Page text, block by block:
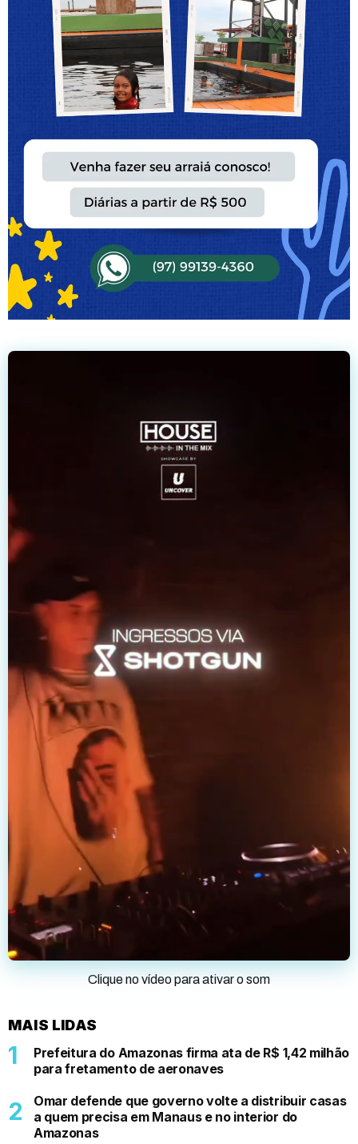
Clique no vídeo para ativar o som
MAIS LIDAS
Prefeitura do Amazonas firma ata de R$ 1,42 milhão
para fretamento de aeronaves
Omar defende que governo volte a distribuir casas
a quem precisa em Manaus e no interior do
Amazonas